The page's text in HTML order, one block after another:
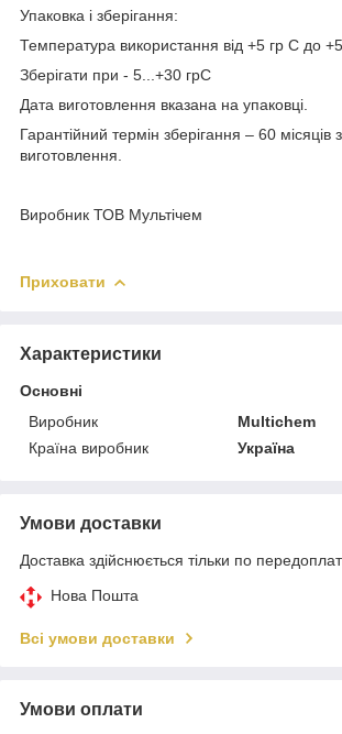
Упаковка і зберігання:
Температура використання від +5 гр С до
Зберігати при - 5...+30 грС
Дата виготовлення вказана на упаковці.
Гарантійний термін зберігання – 60 місяців
виготовлення.
Виробник ТОВ Мультічем
Приховати
Характеристики
Основні
Виробник
Multichem
Країна виробник
Україна
Умови доставки
Доставка здійснюється тільки по
Нова Пошта
Всі умови доставки
Умови оплати